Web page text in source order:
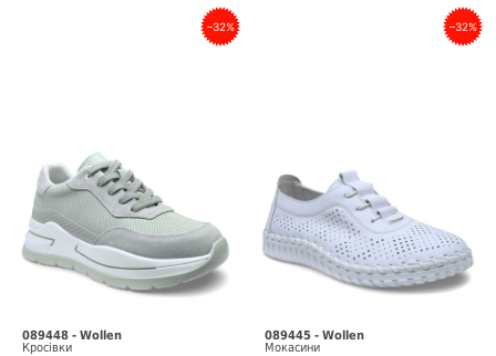
–32%
089448 - Wollen
Кросівки
–32%
089445 - Wollen
Мокасини